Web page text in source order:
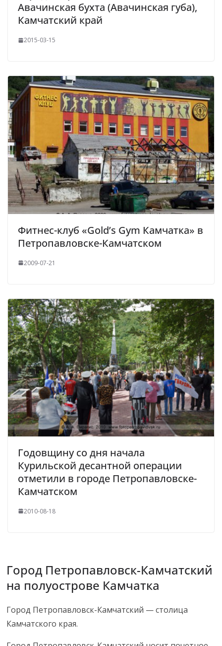
Авачинская бухта (Авачинская губа),
Камчатский край
2015-03-15
Фитнес-клуб «Gold’s Gym Камчатка» в
Петропавловске-Камчатском
2009-07-21
Годовщину со дня начала
Курильской десантной операции
отметили в городе Петропавловске-
Камчатском
2010-08-18
Город Петропавловск-Камчатский
на полуострове Камчатка
Город Петропавловск-Камчатский — столица
Камчатского края.